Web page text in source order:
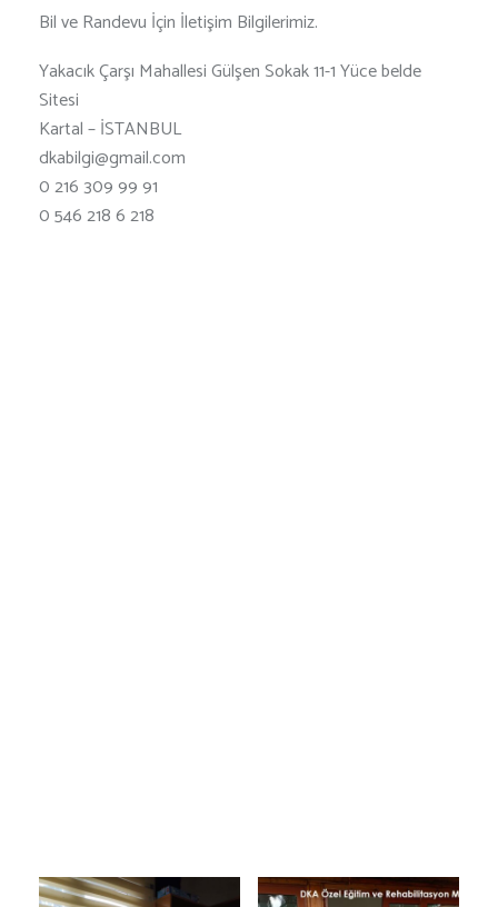
Bil ve Randevu İçin İletişim Bilgilerimiz.
Yakacık Çarşı Mahallesi Gülşen Sokak 11-1 Yüce belde
Sitesi
Kartal – İSTANBUL
dkabilgi@gmail.com
0 216 309 99 91
0 546 218 6 218